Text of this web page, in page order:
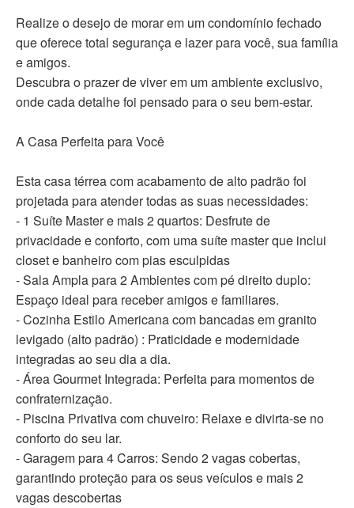
Realize o desejo de morar em um condomínio fechado
que oferece total segurança e lazer para você, sua família
e amigos.
Descubra o prazer de viver em um ambiente exclusivo,
onde cada detalhe foi pensado para o seu bem-estar.
A Casa Perfeita para Você
Esta casa térrea com acabamento de alto padrão foi
projetada para atender todas as suas necessidades:
- 1 Suíte Master e mais 2 quartos: Desfrute de
privacidade e conforto, com uma suíte master que inclui
closet e banheiro com pias esculpidas
- Sala Ampla para 2 Ambientes com pé direito duplo:
Espaço ideal para receber amigos e familiares.
- Cozinha Estilo Americana com bancadas em granito
levigado (alto padrão) : Praticidade e modernidade
integradas ao seu dia a dia.
- Área Gourmet Integrada: Perfeita para momentos de
confraternização.
- Piscina Privativa com chuveiro: Relaxe e divirta-se no
conforto do seu lar.
- Garagem para 4 Carros: Sendo 2 vagas cobertas,
garantindo proteção para os seus veículos e mais 2
vagas descobertas